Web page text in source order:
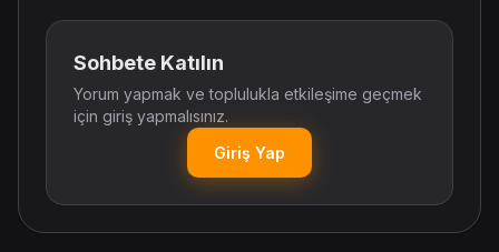
Sohbete Katılın
Yorum yapmak ve toplulukla etkileşime geçmek
için giriş yapmalısınız.
Giriş Yap